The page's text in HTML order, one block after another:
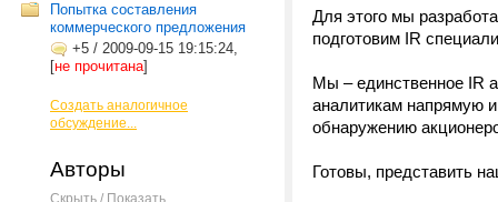
Попытка составления
коммерческого предложения
+5 / 2009-09-15 19:15:24,
[не прочитана]
Создать аналогичное
обсуждение...
Авторы
Скрыть / Показать
Для этого мы
подготовим IR
Мы – единственное IR
аналитикам напрямую
обнаружению
Готовы, представить